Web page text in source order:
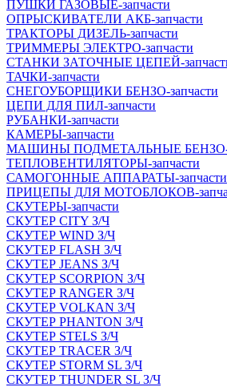
ПУШКИ ГАЗОВЫЕ-запчасти
ОПРЫСКИВАТЕЛИ АКБ-запчасти
ТРАКТОРЫ ДИЗЕЛЬ-запчасти
ТРИММЕРЫ ЭЛЕКТРО-запчасти
СТАНКИ ЗАТОЧНЫЕ ЦЕПЕЙ-
ТАЧКИ-запчасти
СНЕГОУБОРЩИКИ БЕНЗО-запчасти
ЦЕПИ ДЛЯ ПИЛ-запчасти
РУБАНКИ-запчасти
КАМЕРЫ-запчасти
МАШИНЫ ПОДМЕТАЛЬНЫЕ БЕНЗО-
ТЕПЛОВЕНТИЛЯТОРЫ-запчасти
САМОГОННЫЕ АППАРАТЫ-запчасти
ПРИЦЕПЫ ДЛЯ МОТОБЛОКОВ-
СКУТЕРЫ-запчасти
СКУТЕР CITY З/Ч
СКУТЕР WIND З/Ч
СКУТЕР FLASH З/Ч
СКУТЕР JEANS З/Ч
СКУТЕР SCORPION З/Ч
СКУТЕР RANGER З/Ч
СКУТЕР VOLКAN З/Ч
СКУТЕР PHANTON З/Ч
СКУТЕР STELS З/Ч
СКУТЕР TRACER З/Ч
СКУТЕР STORM SL З/Ч
СКУТЕР THUNDER SL З/Ч